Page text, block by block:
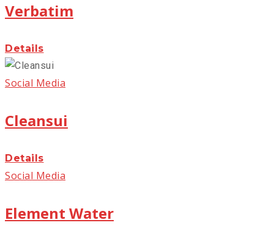
Verbatim
Details
Social Media
Cleansui
Details
Social Media
Element Water